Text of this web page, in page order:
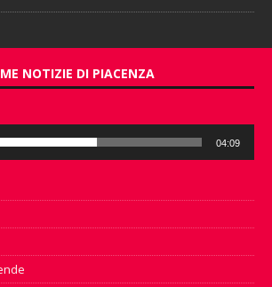
NOTIZIE DI PIACENZA
04:09